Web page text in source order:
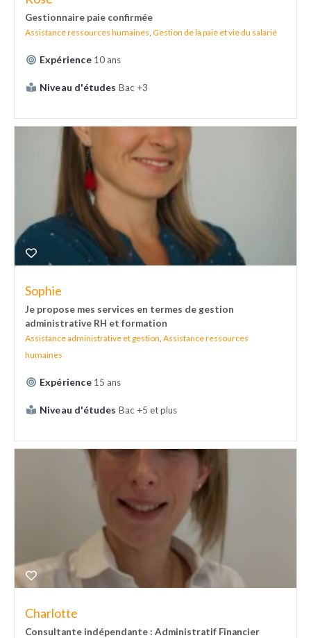
Gestionnaire paie confirmée
Assistance ressources humaines Gestion de la paie et vie du salarié
Expérience 10 ans
Niveau d'études Bac +3
Sophie
Je propose mes services en termes de gestion
administrative RH et formation
Assistance administrative et gestion Assistance ressources
humaines
Expérience 15 ans
Niveau d'études Bac +5 et plus
Charlotte
Consultante indépendante : Administratif Financier